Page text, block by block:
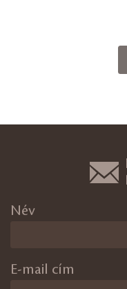
Név
E-mail cím